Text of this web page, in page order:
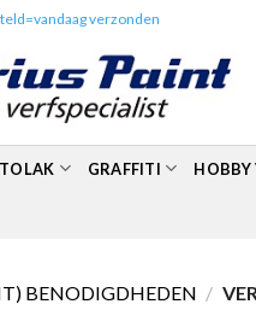
verzonden
GRAFFITI HOBBY
BENODIGDHEDEN /